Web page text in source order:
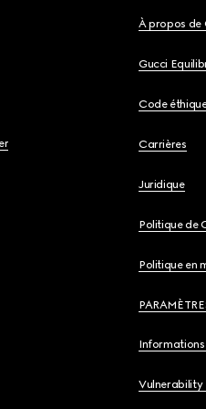
À propos de
Gucci
Code
Carrières
Juridique
Politique de
Politique en
Informations
Vulnerability